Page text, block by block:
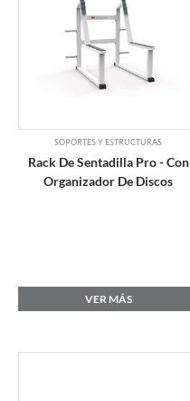
SOPORTES Y ESTRUCTURAS
Rack De Sentadilla Pro - Con
Organizador De Discos
VER MÁS